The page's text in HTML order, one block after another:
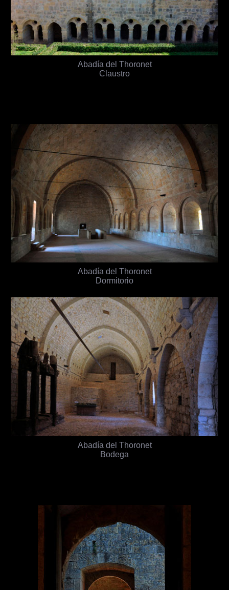
Abadía del Thoronet
Claustro
Abadía del Thoronet
Dormitorio
Abadía del Thoronet
Bodega